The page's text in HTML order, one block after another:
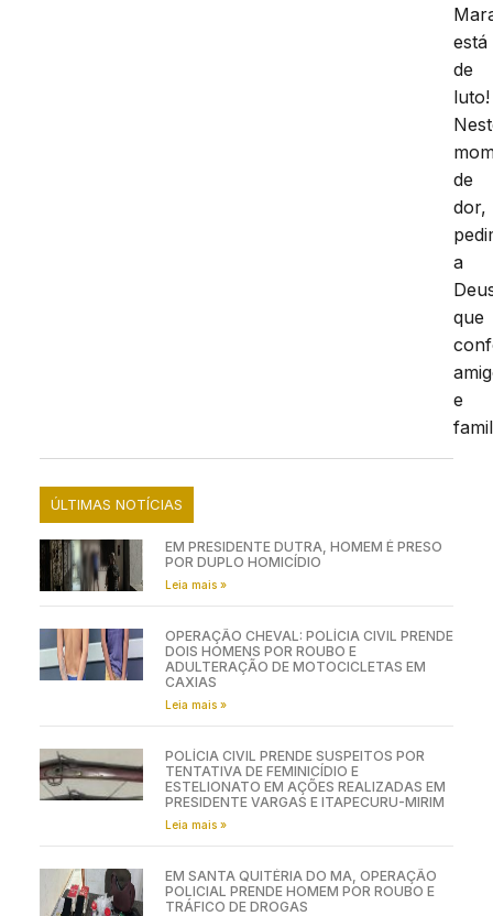
está
de
luto!
de
dor,
a
que
e
ÚLTIMAS NOTÍCIAS
EM PRESIDENTE DUTRA, HOMEM É PRESO
POR DUPLO HOMICÍDIO
Leia mais »
OPERAÇÃO CHEVAL: POLÍCIA CIVIL PRENDE
DOIS HOMENS POR ROUBO E
ADULTERAÇÃO DE MOTOCICLETAS EM
CAXIAS
Leia mais »
POLÍCIA CIVIL PRENDE SUSPEITOS POR
TENTATIVA DE FEMINICÍDIO E
ESTELIONATO EM AÇÕES REALIZADAS EM
PRESIDENTE VARGAS E ITAPECURU-MIRIM
Leia mais »
EM SANTA QUITÉRIA DO MA, OPERAÇÃO
POLICIAL PRENDE HOMEM POR ROUBO E
TRÁFICO DE DROGAS